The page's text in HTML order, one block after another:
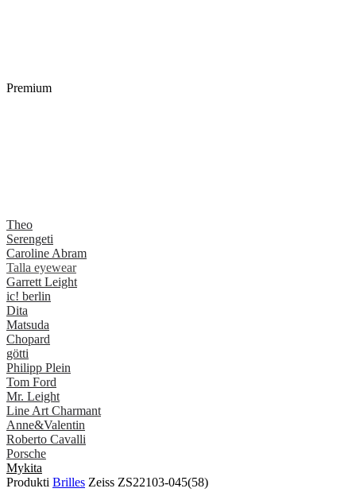
Premium
Theo
Serengeti
Caroline Abram
Talla eyewear
Garrett Leight
ic! berlin
Dita
Matsuda
Chopard
götti
Philipp Plein
Tom Ford
Mr. Leight
Line Art Charmant
Anne&Valentin
Roberto Cavalli
Porsche
Mykita
Produkti Brilles Zeiss ZS22103-045(58)